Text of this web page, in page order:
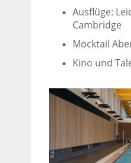
Ausflüge:
Cambridge
Mocktail
Kino und